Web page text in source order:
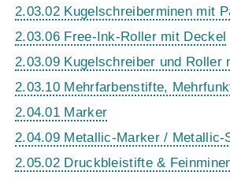
2.03.02 Kugelschreiberminen mit
2.03.06 Free-Ink-Roller mit Deckel
2.03.09 Kugelschreiber und Roller
2.03.10 Mehrfarbenstifte,
2.04.01 Marker
2.04.09 Metallic-Marker / Metallic-
2.05.02 Druckbleistifte &